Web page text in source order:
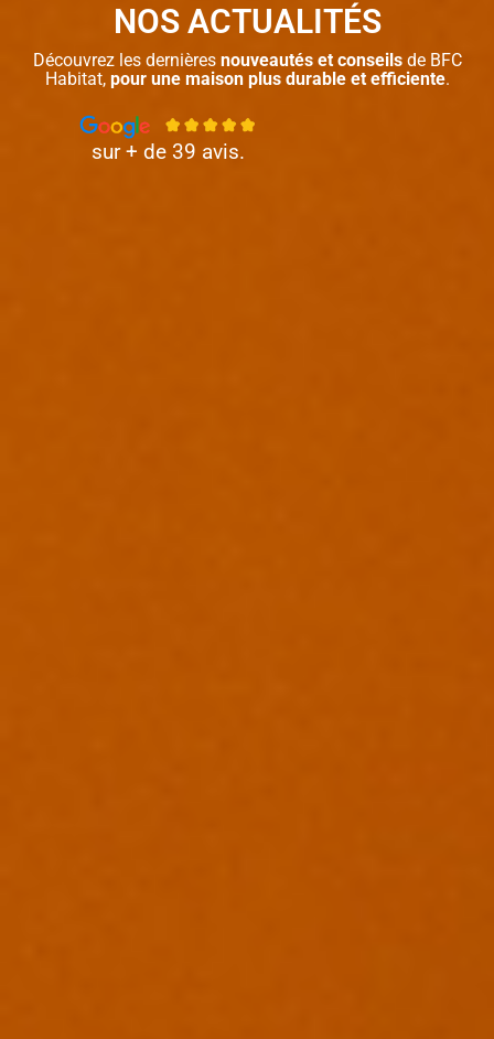
NOS ACTUALITÉS
Découvrez les dernières nouveautés et conseilsde BFC
Habitat, pour une maison plus durable et efficiente.
sur + de 39 avis.